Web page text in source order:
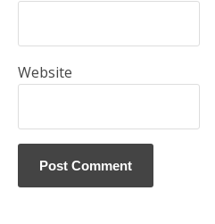
Website